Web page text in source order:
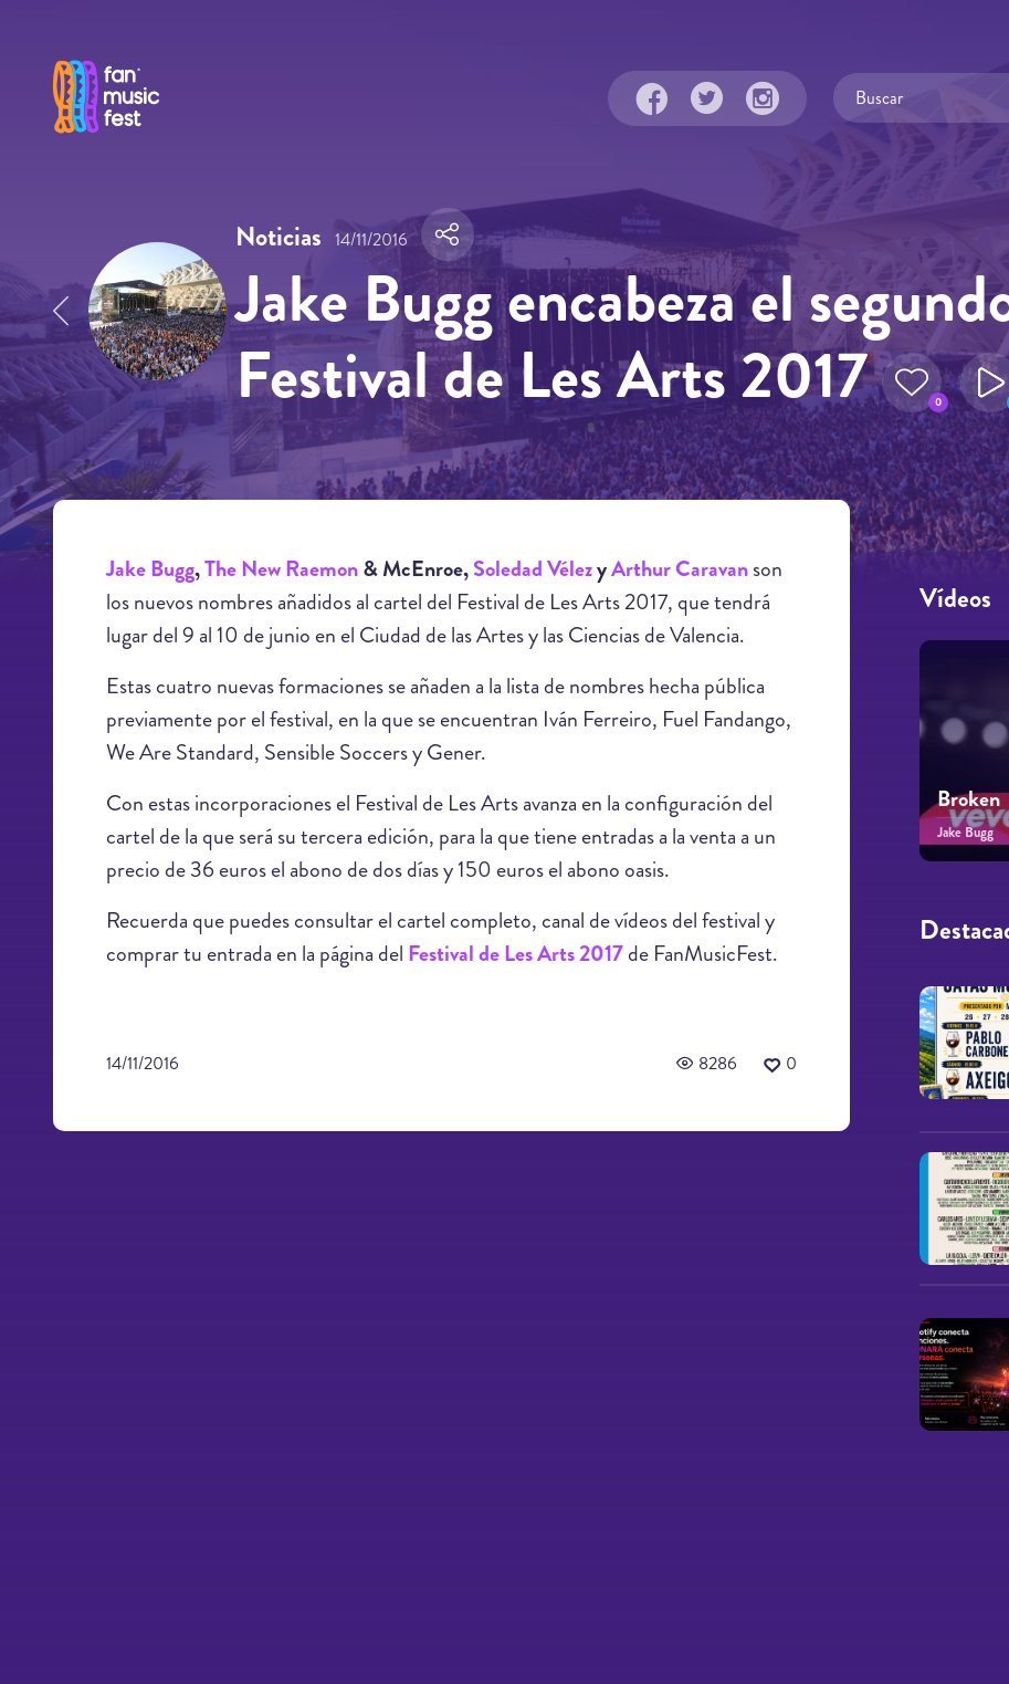
Noticias 14/11/2016
Jake Bugg encabeza el
Festival de Les Arts 2017
0
Jake Bugg,The New Raemon& McEnroe,Soledad VélezyArthur Caravanson
los nuevos nombres añadidos al cartel del Festival de Les Arts 2017, que tendrá
lugar del 9 al 10 de junio en el Ciudad de las Artes y las Ciencias de Valencia.
Estas cuatro nuevas formaciones se añaden a la lista de nombres hecha pública
previamente por el festival, en la que se encuentran Iván Ferreiro, Fuel Fandango,
We Are Standard, Sensible Soccers y Gener.
Con estas incorporaciones el Festival de Les Arts avanza en la configuración del
cartel de la que será su tercera edición, para la que tiene entradas a la venta a un
precio de 36 euros el abono de dos días y 150 euros el abono oasis.
Recuerda que puedes consultar el cartel completo, canal de vídeos del festival y
comprar tu entrada en la página del Festival de Les Arts 2017de FanMusicFest.
14/11/2016 8286 0
Vídeos
Broken
Jake Bugg